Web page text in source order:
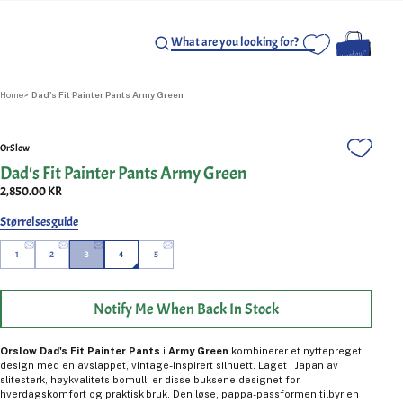
Home Dad's Fit Painter Pants Army Green
OrSlow
Dad's Fit Painter Pants Army Green
2,850.00 KR
Størrelsesguide
1 2 3 4 5
Notify Me When Back In Stock
Orslow Dad's Fit Painter Pants iArmy Green kombinerer et nyttepreget
design med en avslappet, vintage-inspirert silhuett. Laget i Japan av
slitesterk, høykvalitets bomull, er disse buksene designet for
hverdagskomfort og praktisk bruk. Den løse, pappa-passformen tilbyr en